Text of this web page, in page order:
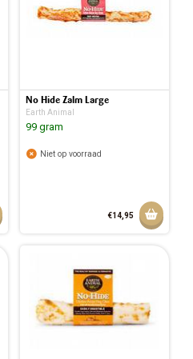
Aan winkelmandje toevoegen
No Hide Zalm Large
Earth Animal
99 gram
Niet op voorraad
€14,95 Aan